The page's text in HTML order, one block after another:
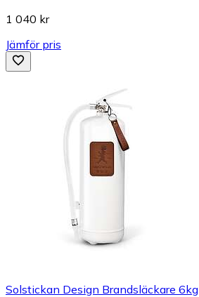
1 040 kr
Jämför pris
Solstickan Design Brandsläckare 6kg